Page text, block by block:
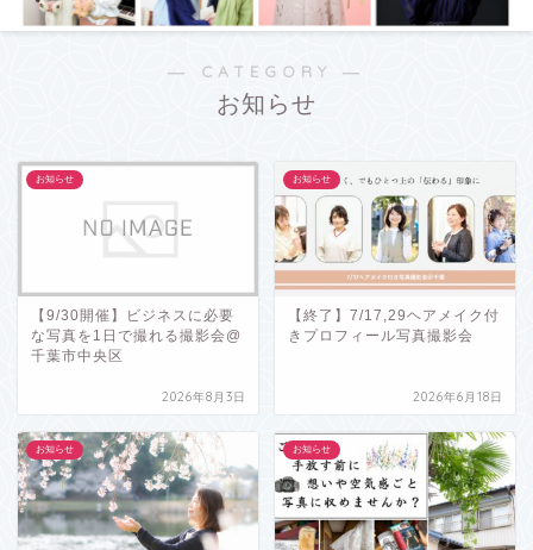
― CATEGORY ―
お知らせ
お知らせ
【9/30開催】ビジネスに必要
な写真を1日で撮れる撮影会@
千葉市中央区
2026年8月3日
お知らせ
【終了】7/17,29ヘアメイク付
きプロフィール写真撮影会
2026年6月18日
お知らせ お知らせ